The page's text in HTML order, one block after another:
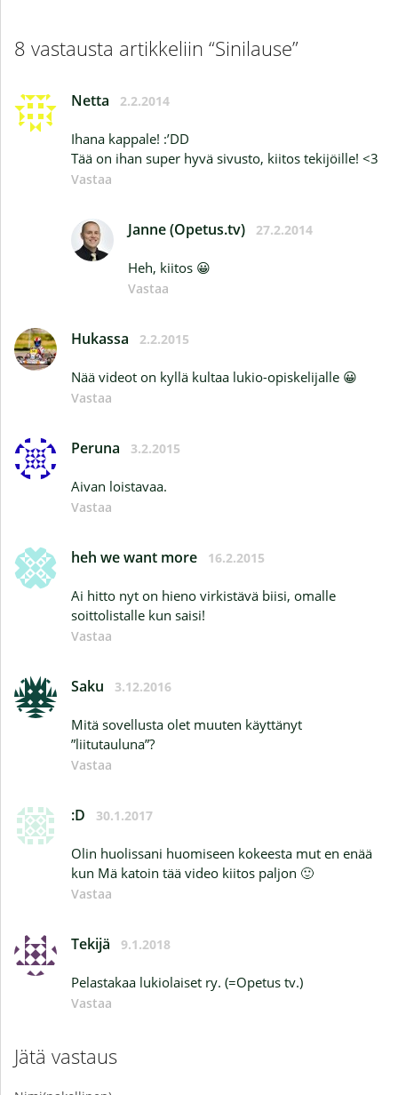
8 vastausta artikkeliin “Sinilause”
Netta 2.2.2014
Ihana kappale! :’DD
Tää on ihan super hyvä sivusto, kiitos tekijöille! <3
Vastaa
Janne (Opetus.tv) 27.2.2014
Heh, kiitos 😀
Vastaa
Hukassa 2.2.2015
Nää videot on kyllä kultaa lukio-opiskelijalle 😀
Vastaa
Peruna 3.2.2015
Aivan loistavaa.
Vastaa
heh we want more 16.2.2015
Ai hitto nyt on hieno virkistävä biisi, omalle
soittolistalle kun saisi!
Vastaa
Saku 3.12.2016
Mitä sovellusta olet muuten käyttänyt
”liitutauluna”?
Vastaa
:D 30.1.2017
Olin huolissani huomiseen kokeesta mut en enää
kun Mä katoin tää video kiitos paljon 🙂
Vastaa
Tekijä 9.1.2018
Pelastakaa lukiolaiset ry. (=Opetus tv.)
Vastaa
Jätä vastaus